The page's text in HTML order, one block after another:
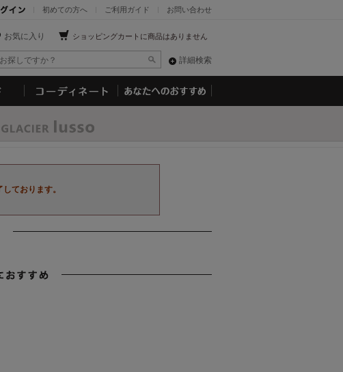
お問い合わせ
ご利用ガイド
初めての方へ
ショッピングカートに商品はありません
お気に入り
詳細検索
ております。